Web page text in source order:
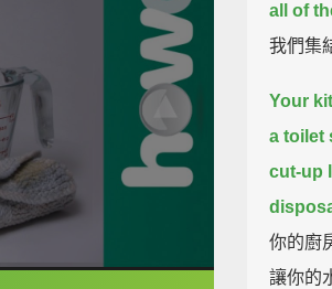
all of
我們集
Your
a toilet
cut-up
你的廚
讓你的